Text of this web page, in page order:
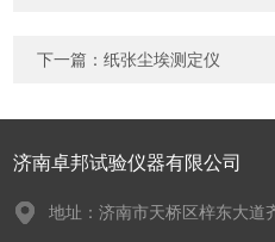
下一篇：纸张尘埃测定仪
济南卓邦试验仪器有限公司
地址：济南市天桥区梓东大道